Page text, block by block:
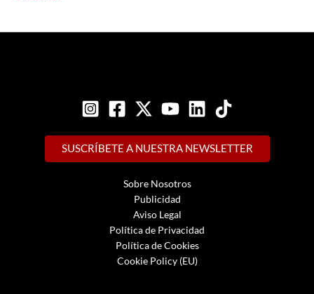
SUSCRÍBETE A NUESTRA NEWSLETTER
Sobre Nosotros
Publicidad
Aviso Legal
Política de Privacidad
Política de Cookies
Cookie Policy (EU)